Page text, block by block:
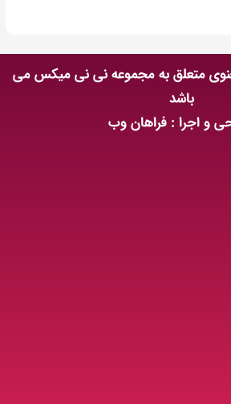
متعلق به مجموعه نی نی میکس می
باشد
و اجرا : فراهان وب